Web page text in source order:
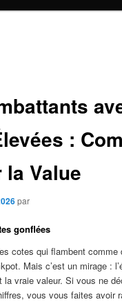
:
la Value
par
gonflées
cotes qui flambent comme
Mais c’est un mirage :
la vraie valeur. Si vous ne
vous vous faites avoir